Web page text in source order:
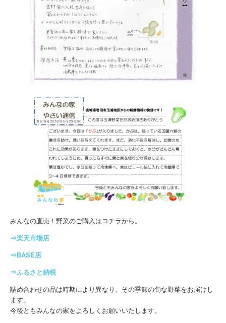
みんなの直売！野菜のご購入はコチラから。
⇒楽天市場店
⇒BASE店
⇒ふるさと納税
詰め合わせの品は時期により異なり、その季節の旬な野菜をお届けし
ます。
今後ともみんなの家をよろしくお願いいたします。